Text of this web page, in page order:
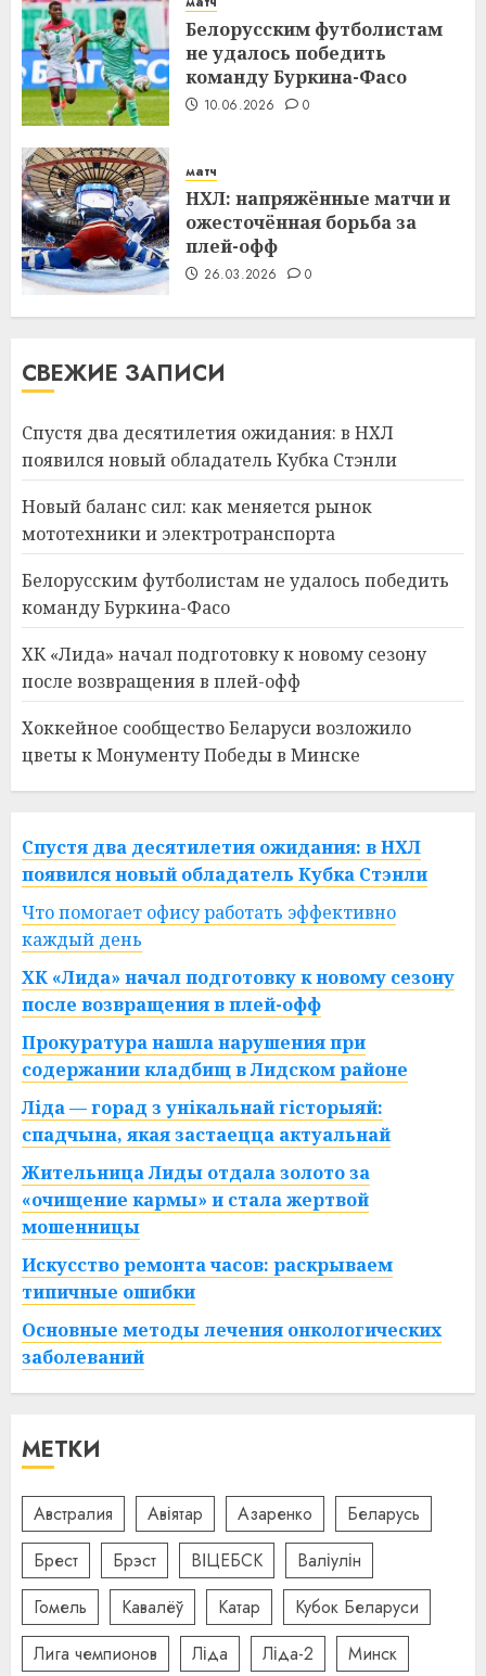
Белорусским футболистам
не удалось победить
команду Буркина-Фасо
10.06.2026 0
матч
НХЛ: напряжённые матчи и
ожесточённая борьба за
плей-офф
26.03.2026 0
СВЕЖИЕ ЗАПИСИ
Спустя два десятилетия ожидания: в НХЛ
появился новый обладатель Кубка Стэнли
Новый баланс сил: как меняется рынок
мототехники и электротранспорта
Белорусским футболистам не удалось победить
команду Буркина-Фасо
ХК «Лида» начал подготовку к новому сезону
после возвращения в плей-офф
Хоккейное сообщество Беларуси возложило
цветы к Монументу Победы в Минске
Спустя два десятилетия ожидания: в НХЛ
появился новый обладатель Кубка Стэнли
Что помогает офису работать эффективно
каждый день
ХК «Лида» начал подготовку к новому сезону
после возвращения в плей-офф
Прокуратура нашла нарушения при
содержании кладбищ в Лидском районе
Ліда — горад з унікальнай гісторыяй:
спадчына, якая застаецца актуальнай
Жительница Лиды отдала золото за
«очищение кармы» и стала жертвой
мошенницы
Искусство ремонта часов: раскрываем
типичные ошибки
Основные методы лечения онкологических
заболеваний
МЕТКИ
Австралия Авіятар Азаренко
Беларусь
Брест
Брэст ВІЦЕБСК
Валіулін
Гомель
Кавалёў Катар
Кубок Беларуси
Лига чемпионов
Ліда Ліда-2
Минск